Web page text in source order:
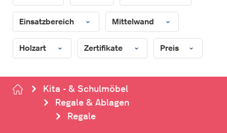
Einsatzbereich Mittelwand
Holzart Zertifikate Preis
Kita - & Schulmöbel
Regale & Ablagen
Regale